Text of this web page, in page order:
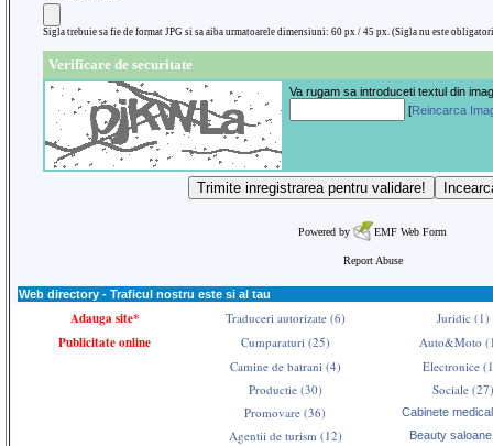
Sigla trebuie sa fie de format JPG si sa aiba urmatoarele dimensiuni: 60 px / 45 px. (Sigla nu este
Verificare de securitate
Va rugam sa introduceti textul din
[Reincarca
Powered by EMF Web Form
Report Abuse
Web directory - Traficul nostru este si al tau
Adauga site* Traduceri autorizate (6) Juridic (1)
Publicitate online Cumparaturi (25)
Auto&Moto
Camine de batrani (4)
Electronice
Productie (30)
Sociale (27)
Promovare (36)
Cabinete
Agentii de turism (12) Beauty